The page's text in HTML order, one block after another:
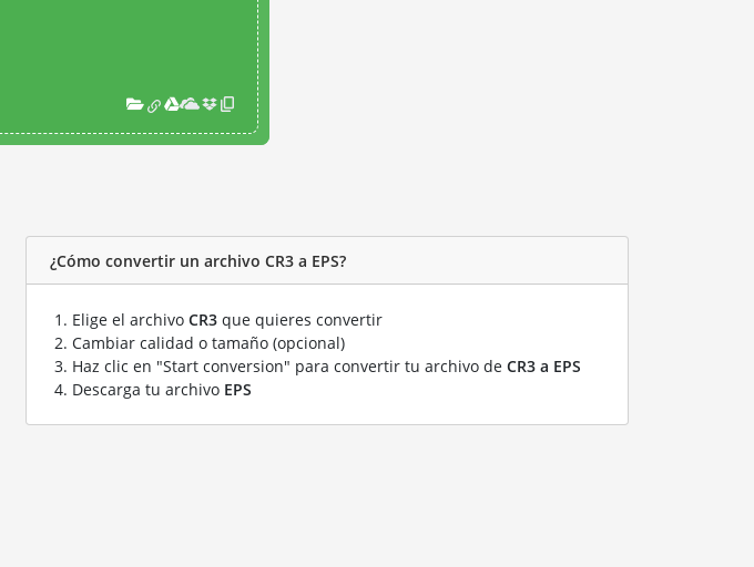
¿Cómo convertir un archivo CR3 a EPS?
Elige el archivo CR3 que quieres convertir
Cambiar calidad o tamaño (opcional)
Haz clic en "Start conversion" para convertir tu archivo de CR3 a EPS
Descarga tu archivo EPS